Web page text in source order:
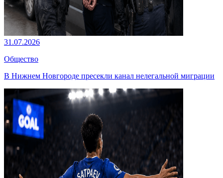
31.07.2026
Общество
В Нижнем Новгороде пресекли канал нелегальной миграции